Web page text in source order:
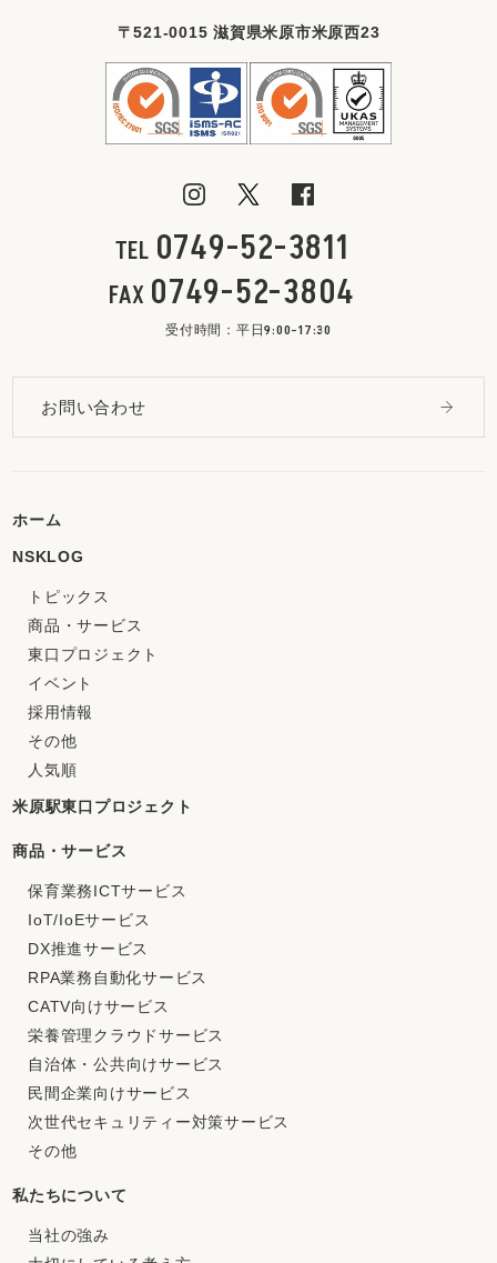
〒521-0015 滋賀県米原市米原西23
TEL 0749-52-3811
FAX 0749-52-3804
受付時間：平日9:00-17:30
お問い合わせ
ホーム
NSKLOG
トピックス
商品・サービス
東口プロジェクト
イベント
採用情報
その他
人気順
米原駅東口プロジェクト
商品・サービス
保育業務ICTサービス
IoT/IoEサービス
DX推進サービス
RPA業務自動化サービス
CATV向けサービス
栄養管理クラウドサービス
自治体・公共向けサービス
民間企業向けサービス
次世代セキュリティー対策サービス
その他
私たちについて
当社の強み